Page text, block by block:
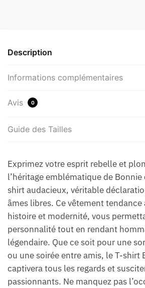
Description
Informations complémentaires
Avis 0
Guide des Tailles
Exprimez votre esprit rebelle et
l’héritage emblématique de Bonnie
shirt audacieux, véritable
âmes libres. Ce vêtement
histoire et modernité, vous
personnalité tout en rendant
légendaire. Que ce soit pour une
ou une soirée entre amis, le T-shirt
captivera tous les regards et
passionnants. Ne manquez pas